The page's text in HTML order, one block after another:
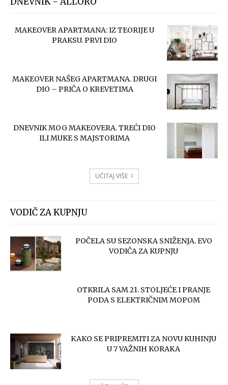
MAKEOVER APARTMANA: IZ TEORIJE U
PRAKSU. PRVI DIO
MAKEOVER NAŠEG APARTMANA. DRUGI
DIO – PRIČA O KREVETIMA
DNEVNIK MOG MAKEOVERA. TREĆI DIO
ILI MUKE S MAJSTORIMA
UČITAJ VIŠE
VODIČ ZA KUPNJU
POČELA SU SEZONSKA SNIŽENJA. EVO
VODIČA ZA KUPNJU
OTKRILA SAM 21. STOLJEĆE I PRANJE
PODA S ELEKTRIČNIM MOPOM
KAKO SE PRIPREMITI ZA NOVU KUHINJU
U 7 VAŽNIH KORAKA